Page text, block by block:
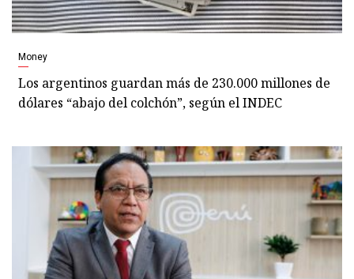
Money
Los argentinos guardan más de 230.000 millones de
dólares “abajo del colchón”, según el INDEC